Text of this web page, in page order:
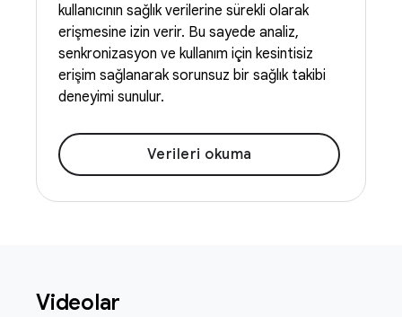
kullanıcının sağlık verilerine sürekli olarak
erişmesine izin verir. Bu sayede analiz,
senkronizasyon ve kullanım için kesintisiz
erişim sağlanarak sorunsuz bir sağlık takibi
deneyimi sunulur.
Verileri okuma
Videolar